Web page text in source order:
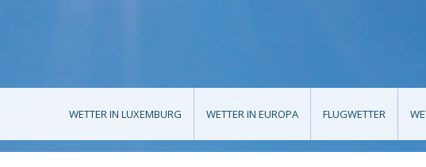
WETTER IN LUXEMBURG WETTER IN EUROPA FLUGWETTER